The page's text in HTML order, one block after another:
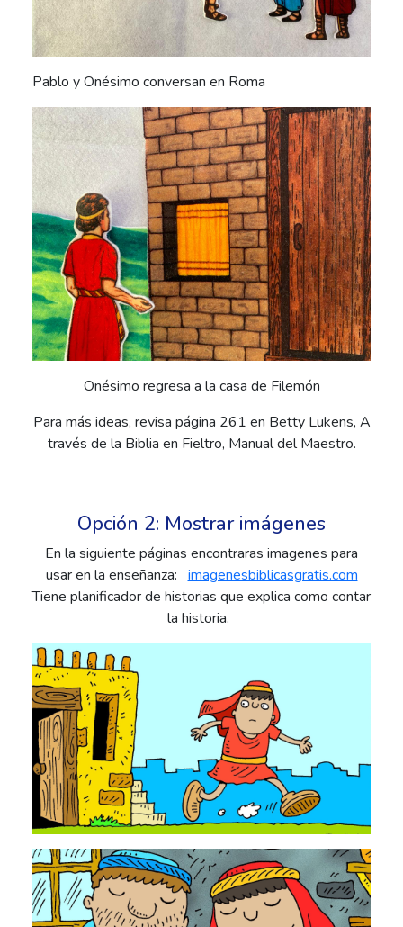
Pablo y Onésimo conversan en Roma
Onésimo regresa a la casa de Filemón
Para más ideas, revisa página 261 en Betty Lukens, A
través de la Biblia en Fieltro, Manual del Maestro.
Opción 2: Mostrar imágenes
En la siguiente páginas encontraras imagenes para
usar en la enseñanza: imagenesbiblicasgratis.com
Tiene planificador de historias que explica como contar
la historia.